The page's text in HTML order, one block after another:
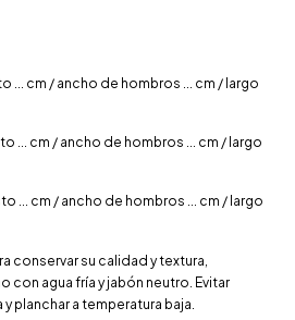
... cm / ancho de hombros ... cm / largo
... cm / ancho de hombros ... cm / largo
... cm / ancho de hombros ... cm / largo
conservar su calidad y textura,
con agua fría y jabón neutro. Evitar
planchar a temperatura baja.